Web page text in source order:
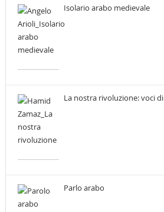
Isolario arabo medievale
La nostra rivoluzione: voci
Parlo arabo